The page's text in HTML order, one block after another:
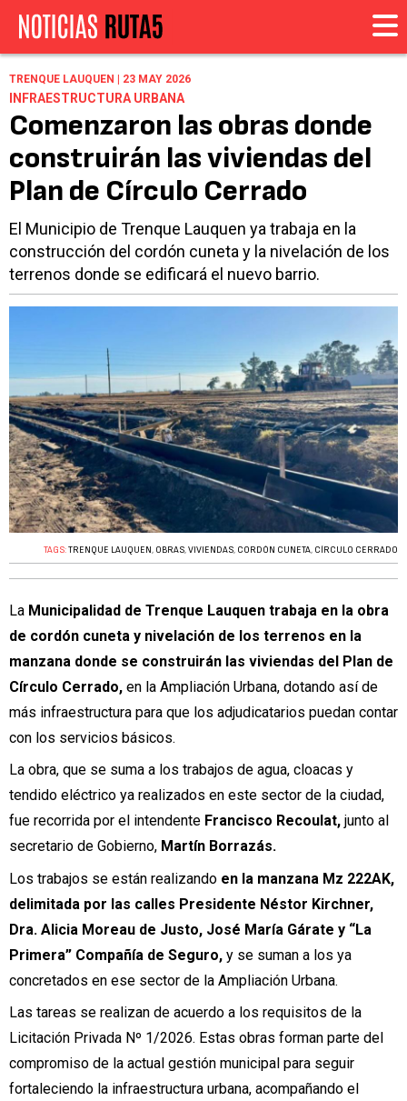
TRENQUE LAUQUEN | 23 MAY 2026
INFRAESTRUCTURA URBANA
Comenzaron las obras donde
construirán las viviendas del
Plan de Círculo Cerrado
El Municipio de Trenque Lauquen ya trabaja en la
construcción del cordón cuneta y la nivelación de los
terrenos donde se edificará el nuevo barrio.
TAGS:TRENQUE LAUQUEN, OBRAS,VIVIENDAS, CORDÓN CUNETA, CÍRCULO CERRADO
La Municipalidad de Trenque Lauquen trabaja en la obra
de cordón cuneta y nivelación de los terrenos en la
manzana donde se construirán las viviendas del Plan de
Círculo Cerrado, en la Ampliación Urbana, dotando así de
más infraestructura para que los adjudicatarios puedan contar
con los servicios básicos.
La obra, que se suma a los trabajos de agua, cloacas y
tendido eléctrico ya realizados en este sector de la ciudad,
fue recorrida por el intendente Francisco Recoulat, junto al
secretario de Gobierno, Martín Borrazás.
Los trabajos se están realizando en la manzana Mz 222AK,
delimitada por las calles Presidente Néstor Kirchner,
Dra. Alicia Moreau de Justo, José María Gárate y “La
Primera” Compañía de Seguro, y se suman a los ya
concretados en ese sector de la Ampliación Urbana.
Las tareas se realizan de acuerdo a los requisitos de la
Licitación Privada Nº 1/2026. Estas obras forman parte del
compromiso de la actual gestión municipal para seguir
fortaleciendo la infraestructura urbana, acompañando el